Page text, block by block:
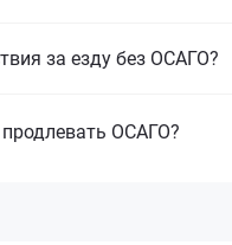
за езду без ОСАГО?
ОСАГО?